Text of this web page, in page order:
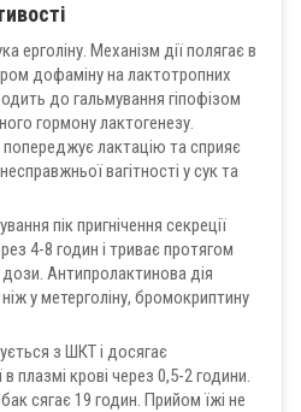
ерголіну. Механізм дії полягає в
дофаміну на лактотропних
до гальмування гіпофізом
гормону лактогенезу.
лактацію та сприяє
вагітності у сук та
пік пригнічення секреції
4-8 годин і триває протягом
Антипролактинова дія
у метерголіну, бромокриптину
з ШКТ і досягає
плазмі крові через 0,5-2 години.
сягає 19 годин. Прийом їжі не